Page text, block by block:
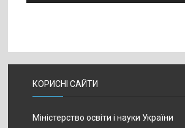
КОРИСНІ САЙТИ
Міністерство освіти і науки України